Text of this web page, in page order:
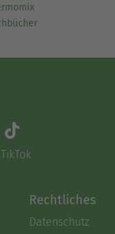
TikTok
Rechtliches
Datenschutz